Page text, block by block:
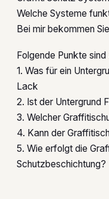
Welche Systeme
Bei mir bekommen
Folgende Punkte
1. Was für ein
Lack
2. Ist der Untergrund
3. Welcher
4. Kann der
5. Wie erfolgt die
Schutzbeschichtung?